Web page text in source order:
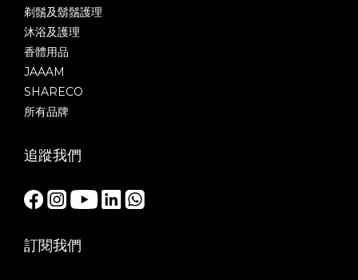
剃鬚及鬍鬚護理
沐浴及護理
香體用品
JAAAM
SHARECO
所有品牌
追蹤我們
訂閱我們